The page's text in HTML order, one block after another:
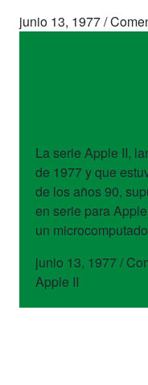
junio 13, 1977/
La serie Apple II,
de 1977 y que
de los años 90,
en serie para
un
junio 13, 1977/
Apple II